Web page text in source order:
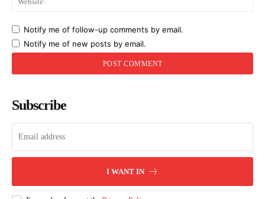
Notify me of follow-up comments by email.
Notify me of new posts by email.
Subscribe
I WANT IN